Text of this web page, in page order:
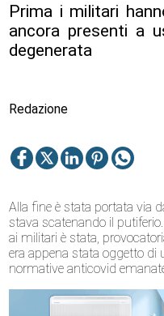
Prima i militari
ancora presenti a
degenerata
Redazione
Alla fine è stata portata via
stava scatenando il
ai militari è stata,
era appena stata oggetto di
normative anticovid